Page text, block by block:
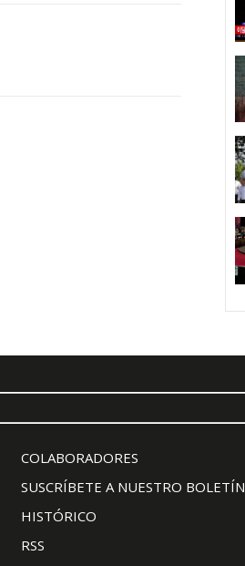
COLABORADORES
SUSCRÍBETE A NUESTRO BOLETÍN
HISTÓRICO
RSS